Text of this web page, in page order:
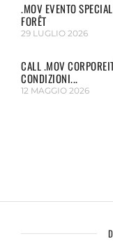
.MOV EVENTO
FORÊT
29 LUGLIO 2026
CALL .MOV
CONDIZIONI...
12 MAGGIO 2026